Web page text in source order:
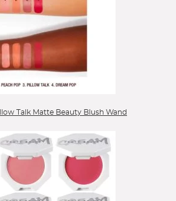
Talk Matte Beauty Blush Wand